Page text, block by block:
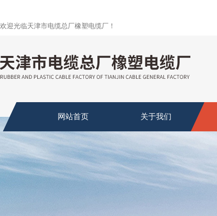
欢迎光临天津市电缆总厂橡塑电缆厂！
网站首页 关于我们